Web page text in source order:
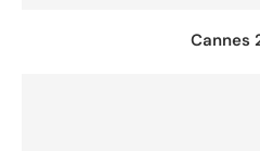
Cannes